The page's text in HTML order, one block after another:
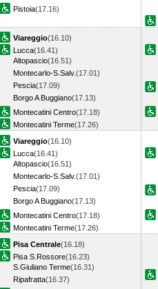
Pistoia(17.16)
Viareggio(16.10)
Lucca(16.41)
Altopascio(16.51)
Montecarlo-S.Salv.(17.01)
Pescia(17.09)
Borgo A Buggiano(17.13)
Montecatini Centro(17.18)
Montecatini Terme(17.26)
Viareggio(16.10)
Lucca(16.41)
Altopascio(16.51)
Montecarlo-S.Salv.(17.01)
Pescia(17.09)
Borgo A Buggiano(17.13)
Montecatini Centro(17.18)
Montecatini Terme(17.26)
Pisa Centrale(16.18)
Pisa S.Rossore(16.23)
S.Giuliano Terme(16.31)
Ripafratta(16.37)